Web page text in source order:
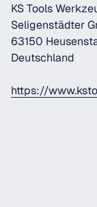
KS Tools
Seligenstädter
63150
Deutschland
https://